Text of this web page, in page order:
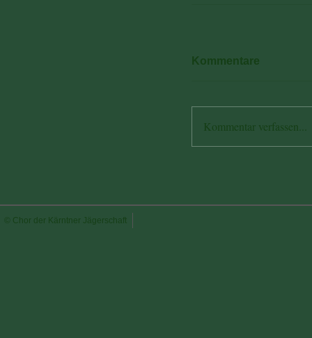
Kommentare
Kommentar verfassen...
© Chor der Kärntner Jägerschaft